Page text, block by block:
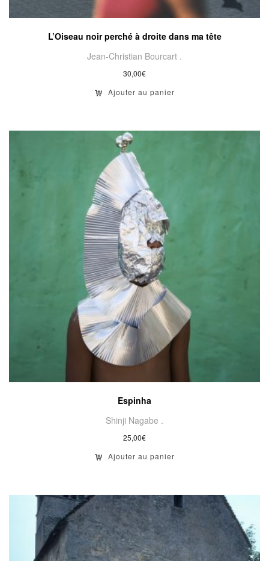
L’Oiseau noir perché à droite dans ma tête
Jean-Christian Bourcart .
30,00€
Ajouter au panier
Espinha
Shinji Nagabe .
25,00€
Ajouter au panier